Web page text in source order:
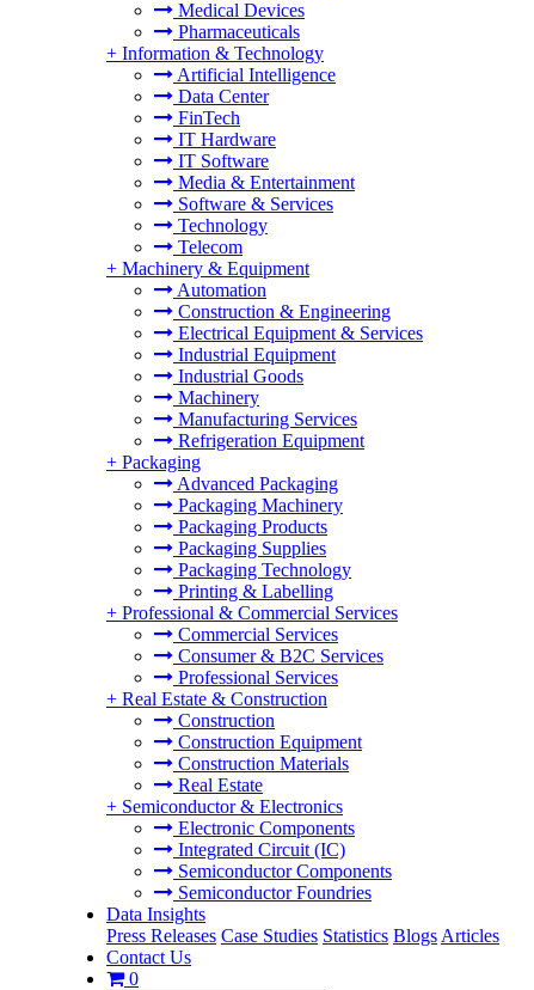
Medical Devices
Pharmaceuticals
+ Information & Technology
Artificial Intelligence
Data Center
FinTech
IT Hardware
IT Software
Media & Entertainment
Software & Services
Technology
Telecom
+ Machinery & Equipment
Automation
Construction & Engineering
Electrical Equipment & Services
Industrial Equipment
Industrial Goods
Machinery
Manufacturing Services
Refrigeration Equipment
+ Packaging
Advanced Packaging
Packaging Machinery
Packaging Products
Packaging Supplies
Packaging Technology
Printing & Labelling
+ Professional & Commercial Services
Commercial Services
Consumer & B2C Services
Professional Services
+ Real Estate & Construction
Construction
Construction Equipment
Construction Materials
Real Estate
+ Semiconductor & Electronics
Electronic Components
Integrated Circuit (IC)
Semiconductor Components
Semiconductor Foundries
Data Insights
Press Releases Case Studies Statistics Blogs Articles
Contact Us
0